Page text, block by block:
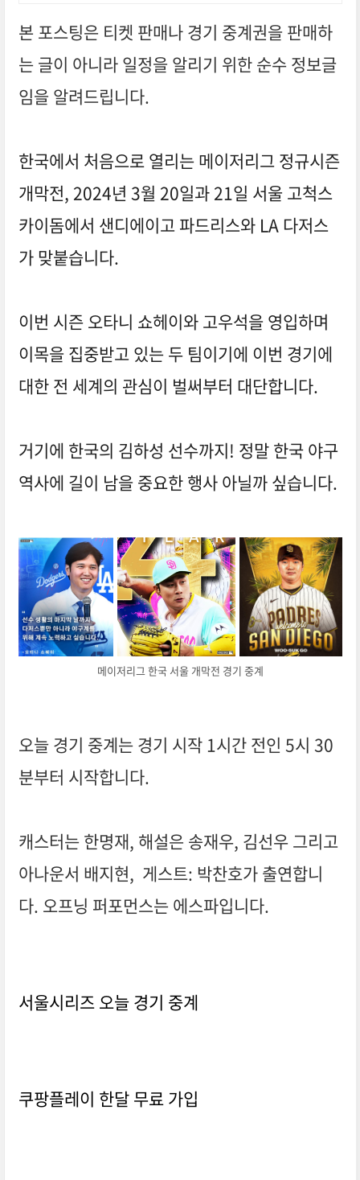
본 포스팅은 티켓 판매나 경기 중계권을 판매하
는 글이 아니라 일정을 알리기 위한 순수 정보글
임을 알려드립니다.
한국에서 처음으로 열리는 메이저리그 정규시즌
개막전, 2024년 3월 20일과 21일 서울 고척스
카이돔에서 샌디에이고 파드리스와 LA 다저스
가 맞붙습니다.
이번 시즌 오타니 쇼헤이와 고우석을 영입하며
이목을 집중받고 있는 두 팀이기에 이번 경기에
대한 전 세계의 관심이 벌써부터 대단합니다.
거기에 한국의 김하성 선수까지! 정말한국 야구
역사에 길이 남을 중요한 행사 아닐까 싶습니다.
메이저리그 한국 서울 개막전 경기 중계
오늘 경기 중계는 경기 시작 1시간 전인 5시 30
분부터 시작합니다.
캐스터는 한명재, 해설은 송재우, 김선우 그리고
아나운서 배지현, 게스트: 박찬호가 출연합니
다. 오프닝 퍼포먼스는 에스파입니다.
서울시리즈 오늘 경기 중계
쿠팡플레이 한달 무료 가입